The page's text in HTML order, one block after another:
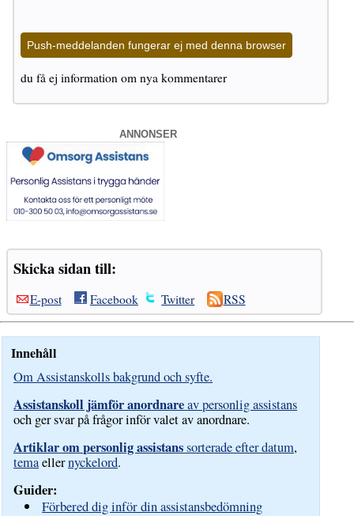
Push-meddelanden fungerar ej med denna browser
du få ej information om nya kommentarer
ANNONSER
Skicka sidan till:
E-post Facebook Twitter RSS
Innehåll
Om Assistanskolls bakgrund och syfte.
Assistanskoll jämför anordnareav personlig assistans
och ger svar på frågor inför valet av anordnare.
Artiklar om personlig assistanssorterade efter datum,
temaellernyckelord.
Guider:
Förbered dig inför din assistansbedömning